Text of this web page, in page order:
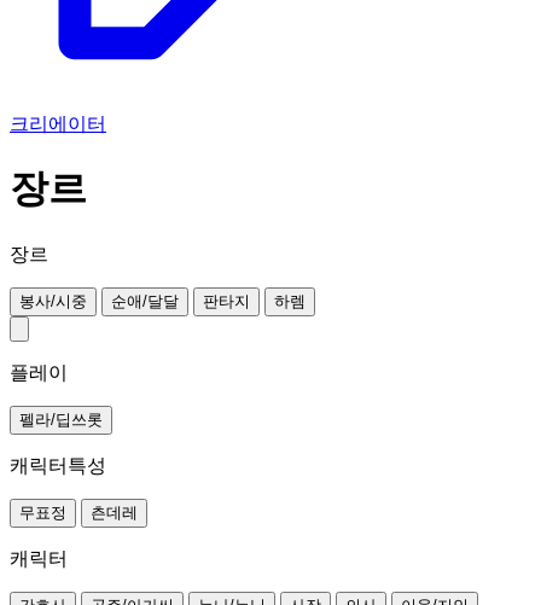
크리에이터
장르
장르
봉사/시중 순애/달달 판타지 하렘
플레이
펠라/딥쓰롯
캐릭터특성
무표정 츤데레
캐릭터